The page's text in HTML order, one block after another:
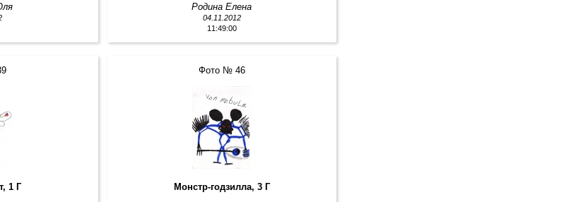
1 Г
Родина Елена
04.11.2012
11:49:00
Фото № 46
Монстр-годзилла, 3 Г